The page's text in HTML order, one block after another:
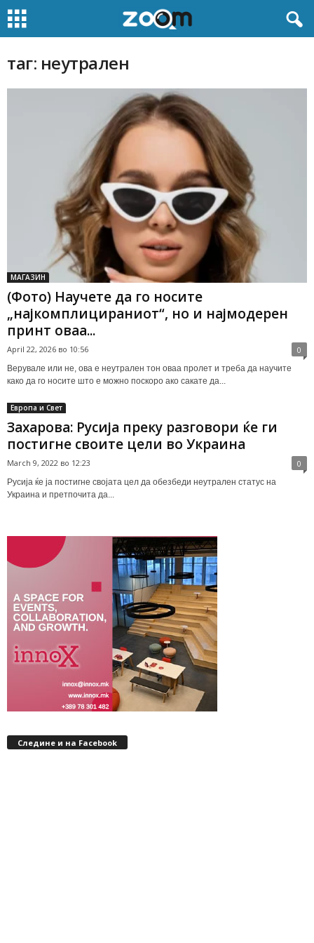
таг: неутрален
МАГАЗИН
(Фото) Научете да го носите
„најкомплицираниот“, но и најмодерен
принт оваа...
April 22, 2026 во 10:56 0
Верувале или не, ова е неутрален тон оваа пролет и треба да научите
како да го носите што е можно поскоро ако сакате да...
Европа и Свет
Захарова: Русија преку разговори ќе ги
постигне своите цели во Украина
March 9, 2022 во 12:23 0
Русија ќе ја постигне својата цел да обезбеди неутрален статус на
Украина и претпочита да...
Следине и на Facebook